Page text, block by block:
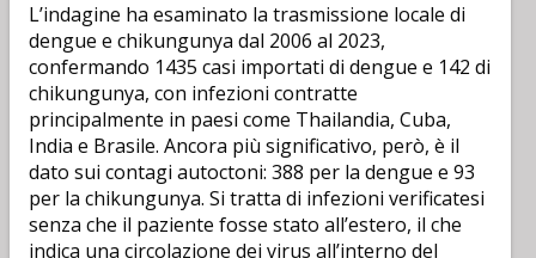
L’indagine ha esaminato la trasmissione locale di
dengue e chikungunya dal 2006 al 2023,
confermando 1435 casi importati di dengue e 142 di
chikungunya, con infezioni contratte
principalmente in paesi come Thailandia, Cuba,
India e Brasile. Ancora più significativo, però, è il
dato sui contagi autoctoni: 388 per la dengue e 93
per la chikungunya. Si tratta di infezioni verificatesi
senza che il paziente fosse stato all’estero, il che
indica una circolazione dei virus all’interno del